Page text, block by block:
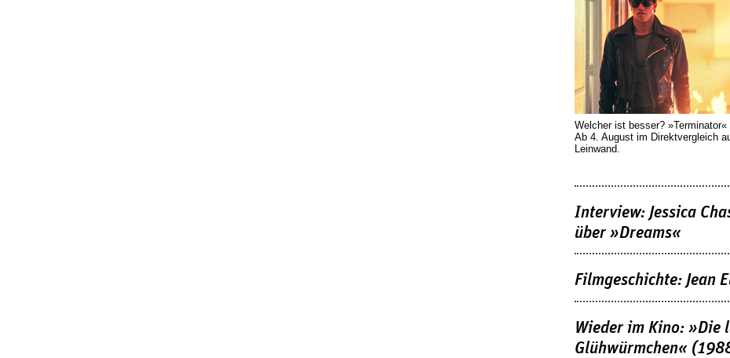
Welcher ist besser? »Terminator«
Ab 4. August im Direktvergleich
Leinwand.
Interview: Jessica
über »Dreams«
Filmgeschichte: Jean
Wieder im Kino: »Die
Glühwürmchen«